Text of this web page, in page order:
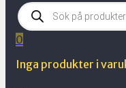
Products
search
0
Inga produkter i